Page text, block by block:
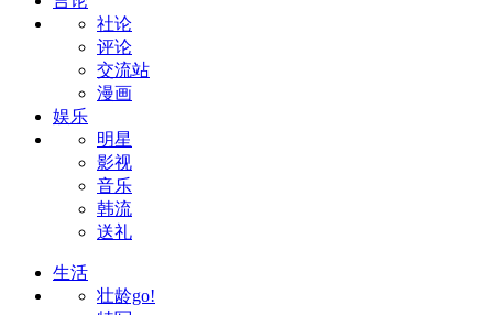
社论
评论
交流站
漫画
娱乐
明星
影视
音乐
韩流
送礼
生活
壮龄go!